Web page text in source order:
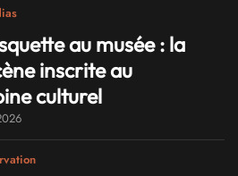
au musée : la
inscrite au
culturel